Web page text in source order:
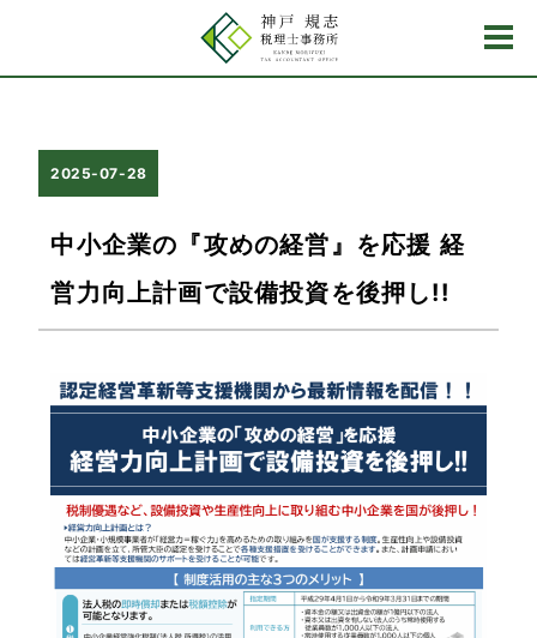
2025-07-28
中小企業の『攻めの経営』を応援 経
営力向上計画で設備投資を後押し!!